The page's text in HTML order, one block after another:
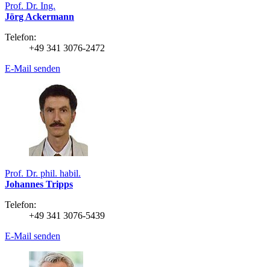
Prof. Dr. Ing.
Jörg Ackermann
Telefon:
+49 341 3076-2472
E-Mail senden
Prof. Dr. phil. habil.
Johannes Tripps
Telefon:
+49 341 3076-5439
E-Mail senden